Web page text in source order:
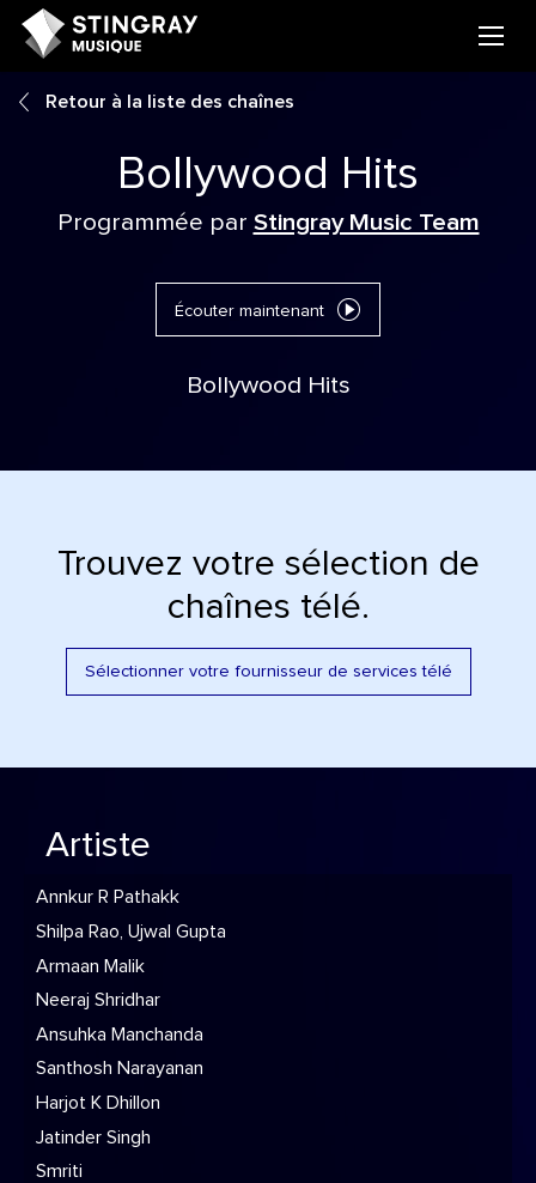
Retour à la liste des chaînes
Bollywood Hits
Programmée par Stingray Music Team
Écouter maintenant
Bollywood Hits
Trouvez votre sélection de
chaînes télé.
Sélectionner votre fournisseur de services télé
Artiste
Annkur R Pathakk
Shilpa Rao, Ujwal Gupta
Armaan Malik
Neeraj Shridhar
Ansuhka Manchanda
Santhosh Narayanan
Harjot K Dhillon
Jatinder Singh
Smriti